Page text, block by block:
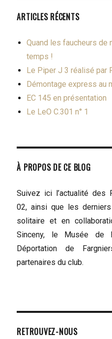
ARTICLES RÉCENTS
Quand les faucheurs de
temps !
Le Piper J 3 réalisé par
Démontage express au
EC 145 en présentation
Le LeO C.301 n° 1
À PROPOS DE CE BLOG
Suivez ici l’actualité des
02, ainsi que les
solitaire et en
Sinceny, le Musée
Déportation de
partenaires du club.
RETROUVEZ-NOUS